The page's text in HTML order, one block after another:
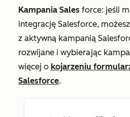
Kampania Sales force: jeśli
integrację Salesforce,
z aktywną kampanią
rozwijane i wybierając
więcej o kojarzeniu
Salesforce.